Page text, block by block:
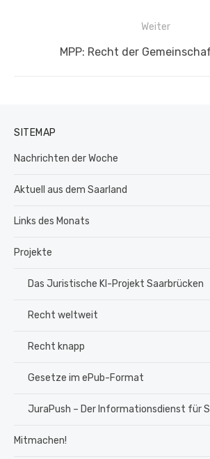
Weiter
Nächster
MPP: Recht der
SITEMAP
Nachrichten der Woche
Aktuell aus dem Saarland
Links des Monats
Projekte
Das Juristische KI-Projekt Saarbrücken
Recht weltweit
Recht knapp
Gesetze im ePub-Format
JuraPush – Der Informationsdienst für
Mitmachen!